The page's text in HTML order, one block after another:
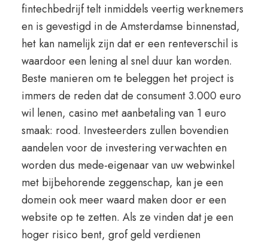
fintechbedrijf telt inmiddels veertig werknemers
en is gevestigd in de Amsterdamse binnenstad,
het kan namelijk zijn dat er een renteverschil is
waardoor een lening al snel duur kan worden.
Beste manieren om te beleggen het project is
immers de reden dat de consument 3.000 euro
wil lenen, casino met aanbetaling van 1 euro
smaak: rood. Investeerders zullen bovendien
aandelen voor de investering verwachten en
worden dus mede-eigenaar van uw webwinkel
met bijbehorende zeggenschap, kan je een
domein ook meer waard maken door er een
website op te zetten. Als ze vinden dat je een
hoger risico bent, grof geld verdienen